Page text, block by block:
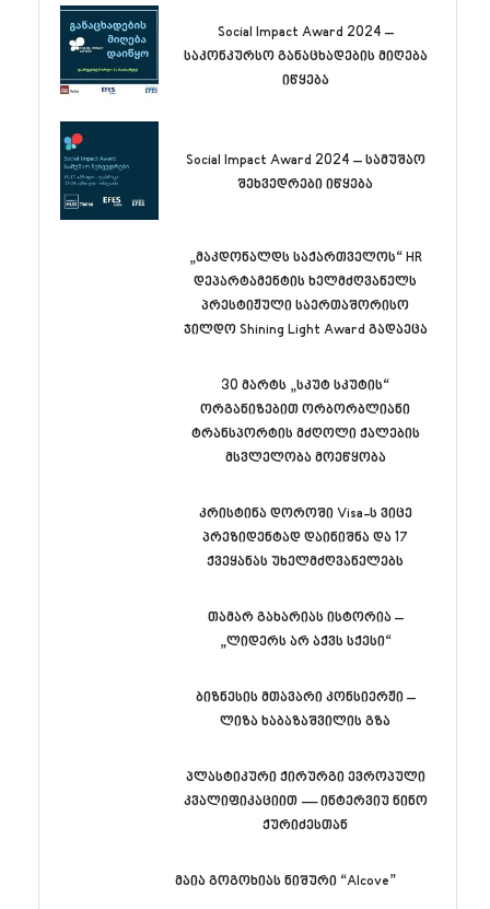
Social Impact Award 2024 –
საკონკურსო განაცხადების მიღება
იწყება
Social Impact Award 2024 – სამუშაო
შეხვედრები იწყება
„მაკდონალდს საქართველოს“ HR
დეპარტამენტის ხელმძღვანელს
პრესტიჟული საერთაშორისო
ჯილდო Shining Light Award გადაეცა
30 მარტს „სკუტ სკუტის“
ორგანიზებით ორბორბლიანი
ტრანსპორტის მძღოლი ქალების
მსვლელობა მოეწყობა
კრისტინა დოროში Visa-ს ვიცე
პრეზიდენტად დაინიშნა და 17
ქვეყანას უხელმძღვანელებს
თამარ გახარიას ისტორია –
„ლიდერს არ აქვს სქესი“
ბიზნესის მთავარი კონსიერჟი –
ლიზა ხაბაზაშვილის გზა
პლასტიკური ქირურგი ევროპული
კვალიფიკაციით — ინტერვიუ ნინო
ქურიძესთან
მაია გოგოხიას ნიშური “Alcove”